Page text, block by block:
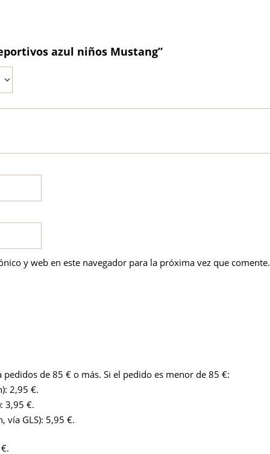
azul niños Mustang”
y web en este navegador para la próxima vez que comente.
pedidos de 85 € o más. Si el pedido es menor de 85 €:
2,95 €.
3,95 €.
vía GLS): 5,95 €.